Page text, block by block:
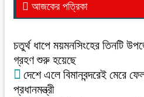
আজকের পত্রিকা
চতুর্থ ধাপে ময়মনসিংহের তিনটি
গ্রহণ শুরু হয়েছে
দেশে এলে বিমানবন্দরেই মেরে
প্রধানমন্ত্রী